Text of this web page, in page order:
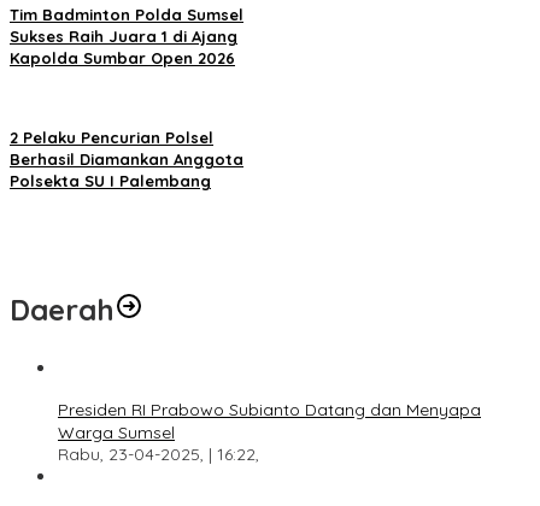
Tim Badminton Polda Sumsel
Sukses Raih Juara 1 di Ajang
Kapolda Sumbar Open 2026
2 Pelaku Pencurian Polsel
Berhasil Diamankan Anggota
Polsekta SU I Palembang
Daerah
Presiden RI Prabowo Subianto Datang dan Menyapa
Warga Sumsel
Rabu, 23-04-2025, | 16:22,